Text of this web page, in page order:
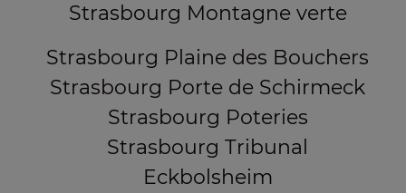
Strasbourg Montagne verte
Strasbourg Plaine des Bouchers
Strasbourg Porte de Schirmeck
Strasbourg Poteries
Strasbourg Tribunal
Eckbolsheim